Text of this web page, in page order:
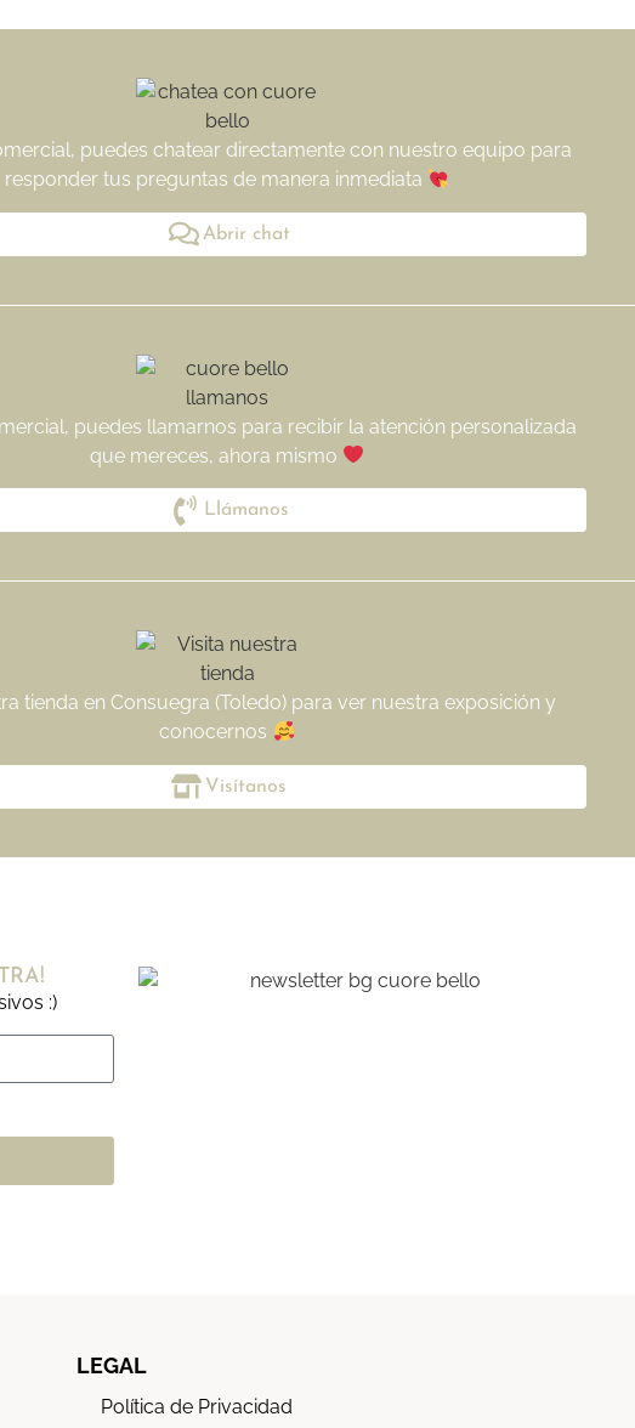
puedes chatear directamente con nuestro equipo para
responder tus preguntas de manera inmediata
Abrir chat
puedes llamarnos para recibir la atención personalizada
que mereces, ahora mismo
Llámanos
tienda en Consuegra (Toledo) para ver nuestra exposición y
conocernos
Visítanos
:)
LEGAL
Política de Privacidad